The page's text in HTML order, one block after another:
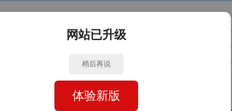
网站已升级
稍后再说
体验新版